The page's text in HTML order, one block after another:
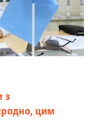
з
цим